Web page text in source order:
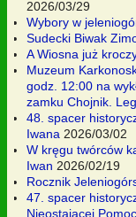
2026/03/29
Wybory w
Sudecki Biwak
A Wiosna już
Muzeum
godz. 12:00 na
zamku Chojnik.
48. spacer
Iwana 2026/03/02
W kręgu twórców
Iwan 2026/02/19
Rocznik
47. spacer
Nieostającej